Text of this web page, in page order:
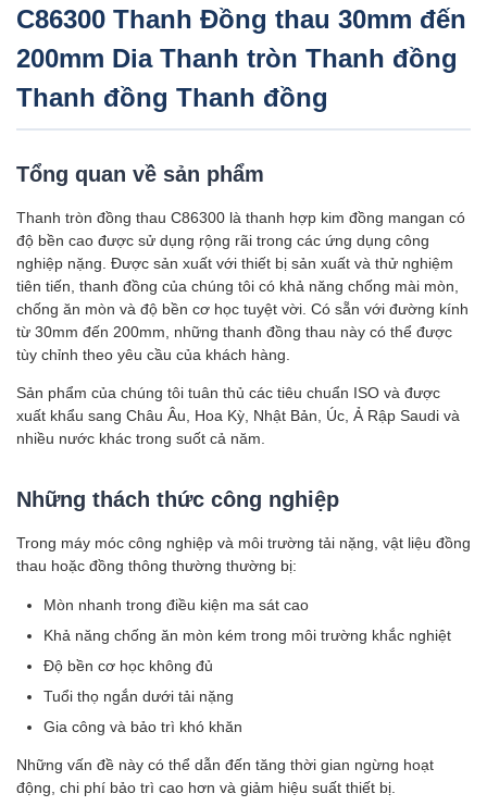
C86300 Thanh Đồng thau 30mm đến
200mm Dia Thanh tròn Thanh đồng
Thanh đồng Thanh đồng
Tổng quan về sản phẩm
Thanh tròn đồng thau C86300 là thanh hợp kim đồng mangan có
độ bền cao được sử dụng rộng rãi trong các ứng dụng công
nghiệp nặng. Được sản xuất với thiết bị sản xuất và thử nghiệm
tiên tiến, thanh đồng của chúng tôi có khả năng chống mài mòn,
chống ăn mòn và độ bền cơ học tuyệt vời. Có sẵn với đường kính
từ 30mm đến 200mm, những thanh đồng thau này có thể được
tùy chỉnh theo yêu cầu của khách hàng.
Sản phẩm của chúng tôi tuân thủ các tiêu chuẩn ISO và được
xuất khẩu sang Châu Âu, Hoa Kỳ, Nhật Bản, Úc, Ả Rập Saudi và
nhiều nước khác trong suốt cả năm.
Những thách thức công nghiệp
Trong máy móc công nghiệp và môi trường tải nặng, vật liệu đồng
thau hoặc đồng thông thường thường bị:
Mòn nhanh trong điều kiện ma sát cao
Khả năng chống ăn mòn kém trong môi trường khắc nghiệt
Độ bền cơ học không đủ
Tuổi thọ ngắn dưới tải nặng
Gia công và bảo trì khó khăn
Những vấn đề này có thể dẫn đến tăng thời gian ngừng hoạt
động, chi phí bảo trì cao hơn và giảm hiệu suất thiết bị.